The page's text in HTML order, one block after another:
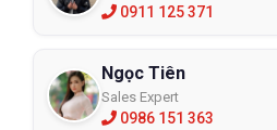
0911 125 371
Ngọc Tiên
Sales Expert
0986 151 363